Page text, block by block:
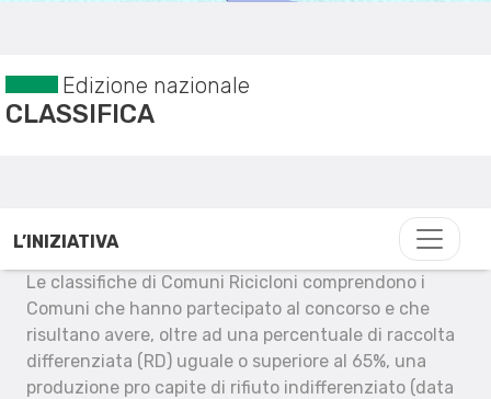
Edizione nazionale
CLASSIFICA
L’INIZIATIVA
Le classifiche di Comuni Ricicloni comprendono i
Comuni che hanno partecipato al concorso e che
risultano avere, oltre ad una percentuale di raccolta
differenziata (RD) uguale o superiore al 65%, una
produzione pro capite di rifiuto indifferenziato (data